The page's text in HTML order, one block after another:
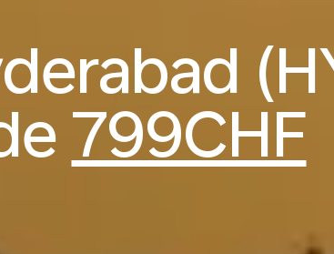
799CHF